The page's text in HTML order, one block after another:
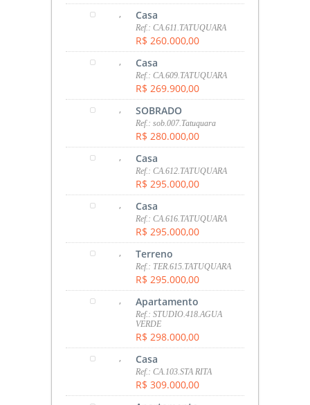
, Casa
Ref.: CA.611.TATUQUARA
R$ 260.000,00
, Casa
Ref.: CA.609.TATUQUARA
R$ 269.900,00
, SOBRADO
Ref.: sob.007.Tatuquara
R$ 280.000,00
, Casa
Ref.: CA.612.TATUQUARA
R$ 295.000,00
, Casa
Ref.: CA.616.TATUQUARA
R$ 295.000,00
, Terreno
Ref.: TER.615.TATUQUARA
R$ 295.000,00
, Apartamento
Ref.: STUDIO.418.AGUA
VERDE
R$ 298.000,00
, Casa
Ref.: CA.103.STA RITA
R$ 309.000,00